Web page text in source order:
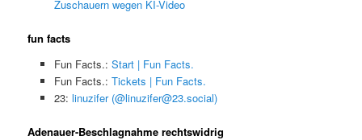
Zuschauern wegen KI-Video
fun facts
Fun Facts.: Start | Fun Facts.
Fun Facts.: Tickets | Fun Facts.
23: linuzifer (@linuzifer@23.social)
Adenauer-Beschlagnahme rechtswidrig